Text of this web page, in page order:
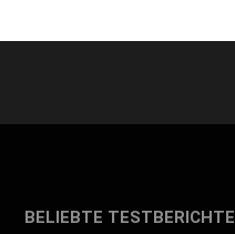
BELIEBTE TESTBERICHTE